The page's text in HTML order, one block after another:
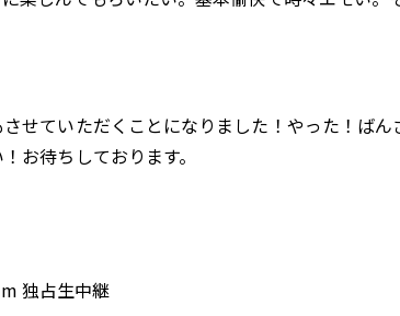
せていただくことになりました！やった！ばん
お待ちしております。
独占生中継